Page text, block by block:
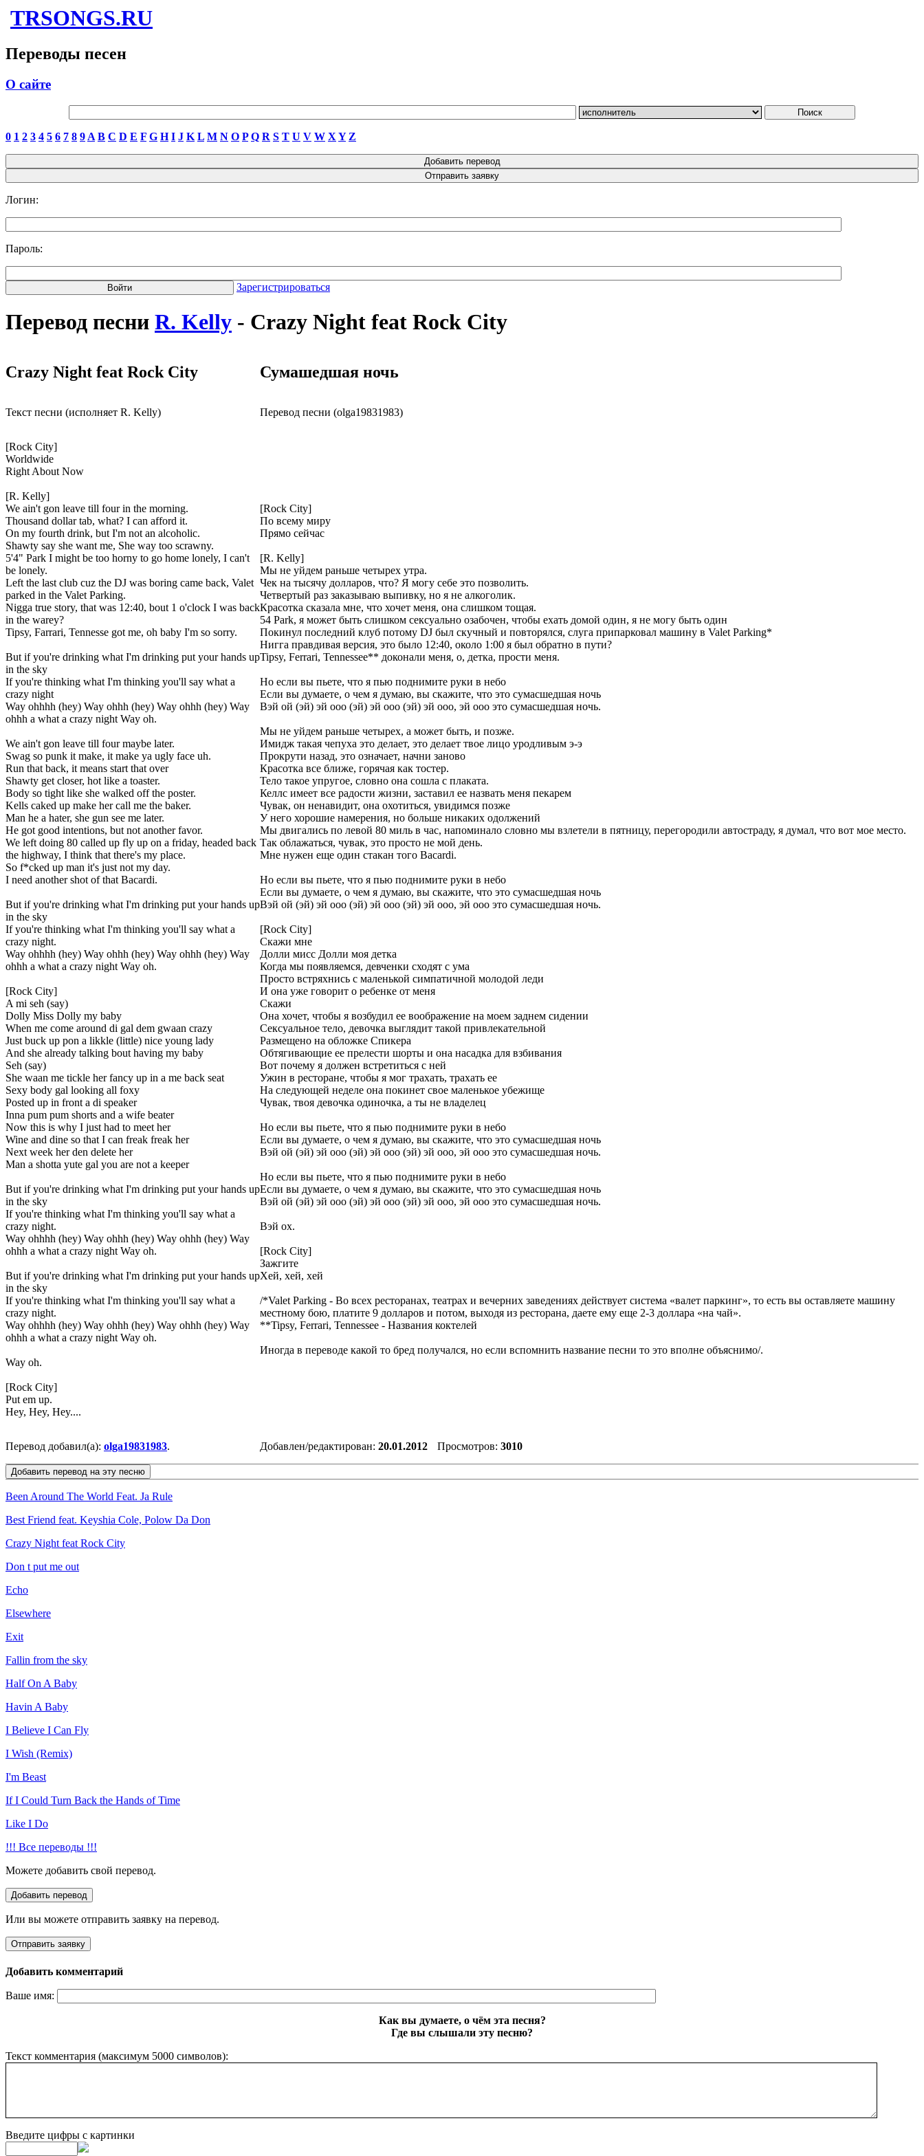
TRSONGS.RU
Переводы песен
О сайте
0 1 2 3 4 5 6 7 8 9 A B C D E F G H I J K L M N O P Q R S T U V W X Y Z
Логин:
Пароль:
Зарегистрироваться
Перевод песни R. Kelly - Crazy Night feat Rock City
Crazy Night feat Rock City Сумашедшая ночь
Текст песни (исполняет R. Kelly) Перевод песни (olga19831983)
[Rock City]
Worldwide
Right About Now
[R. Kelly]
We ain't gon leave till four in the morning.
Thousand dollar tab, what? I can afford it.
On my fourth drink, but I'm not an alcoholic.
Shawty say she want me, She way too scrawny.
5'4" Park I might be too horny to go home lonely, I can't
be lonely.
Left the last club cuz the DJ was boring came back, Valet
parked in the Valet Parking.
Nigga true story, that was 12:40, bout 1 o'clock I was back
in the warey?
Tipsy, Farrari, Tennesse got me, oh baby I'm so sorry.
But if you're drinking what I'm drinking put your hands up
in the sky
If you're thinking what I'm thinking you'll say what a
crazy night
Way ohhhh (hey) Way ohhh (hey) Way ohhh (hey) Way
ohhh a what a crazy night Way oh.
We ain't gon leave till four maybe later.
Swag so punk it make, it make ya ugly face uh.
Run that back, it means start that over
Shawty get closer, hot like a toaster.
Body so tight like she walked off the poster.
Kells caked up make her call me the baker.
Man he a hater, she gun see me later.
He got good intentions, but not another favor.
We left doing 80 called up fly up on a friday, headed back
the highway, I think that there's my place.
So f*cked up man it's just not my day.
I need another shot of that Bacardi.
But if you're drinking what I'm drinking put your hands up
in the sky
If you're thinking what I'm thinking you'll say what a
crazy night.
Way ohhhh (hey) Way ohhh (hey) Way ohhh (hey) Way
ohhh a what a crazy night Way oh.
[Rock City]
A mi seh (say)
Dolly Miss Dolly my baby
When me come around di gal dem gwaan crazy
Just buck up pon a likkle (little) nice young lady
And she already talking bout having my baby
Seh (say)
She waan me tickle her fancy up in a me back seat
Sexy body gal looking all foxy
Posted up in front a di speaker
Inna pum pum shorts and a wife beater
Now this is why I just had to meet her
Wine and dine so that I can freak freak her
Next week her den delete her
Man a shotta yute gal you are not a keeper
But if you're drinking what I'm drinking put your hands up
in the sky
If you're thinking what I'm thinking you'll say what a
crazy night.
Way ohhhh (hey) Way ohhh (hey) Way ohhh (hey) Way
ohhh a what a crazy night Way oh.
But if you're drinking what I'm drinking put your hands up
in the sky
If you're thinking what I'm thinking you'll say what a
crazy night.
Way ohhhh (hey) Way ohhh (hey) Way ohhh (hey) Way
ohhh a what a crazy night Way oh.
Way oh.
[Rock City]
Put em up.
Hey, Hey, Hey....
[Rock City]
По всему миру
Прямо сейчас
[R. Kelly]
Мы не уйдем раньше четырех утра.
Чек на тысячу долларов, что? Я могу себе это позволить.
Четвертый раз заказываю выпивку, но я не алкоголик.
Красотка сказала мне, что хочет меня, она слишком тощая.
54 Park, я может быть слишком сексуально озабочен, чтобы ехать домой один, я не могу быть один
Покинул последний клуб потому DJ был скучный и повторялся, слуга припарковал машину в Valet Parking*
Нигга правдивая версия, это было 12:40, около 1:00 я был обратно в пути?
Tipsy, Ferrari, Tennessee** доконали меня, о, детка, прости меня.
Но если вы пьете, что я пью поднимите руки в небо
Если вы думаете, о чем я думаю, вы скажите, что это сумасшедшая ночь
Вэй ой (эй) эй ооо (эй) эй ооо (эй) эй ооо, эй ооо это сумасшедшая ночь.
Мы не уйдем раньше четырех, а может быть, и позже.
Имидж такая чепуха это делает, это делает твое лицо уродливым э-э
Прокрути назад, это означает, начни заново
Красотка все ближе, горячая как тостер.
Тело такое упругое, словно она сошла с плаката.
Келлс имеет все радости жизни, заставил ее назвать меня пекарем
Чувак, он ненавидит, она охотиться, увидимся позже
У него хорошие намерения, но больше никаких одолжений
Мы двигались по левой 80 миль в час, напоминало словно мы взлетели в пятницу, перегородили автостраду, я думал, что вот мое место.
Так облажаться, чувак, это просто не мой день.
Мне нужен еще один стакан того Bacardi.
Но если вы пьете, что я пью поднимите руки в небо
Если вы думаете, о чем я думаю, вы скажите, что это сумасшедшая ночь
Вэй ой (эй) эй ооо (эй) эй ооо (эй) эй ооо, эй ооо это сумасшедшая ночь.
[Rock City]
Скажи мне
Долли мисс Долли моя детка
Когда мы появляемся, девченки сходят с ума
Просто встряхнись с маленькой симпатичной молодой леди
И она уже говорит о ребенке от меня
Скажи
Она хочет, чтобы я возбудил ее воображение на моем заднем сидении
Сексуальное тело, девочка выглядит такой привлекательной
Размещено на обложке Спикера
Обтягивающие ее прелести шорты и она насадка для взбивания
Вот почему я должен встретиться с ней
Ужин в ресторане, чтобы я мог трахать, трахать ее
На следующей неделе она покинет свое маленькое убежище
Чувак, твоя девочка одиночка, а ты не владелец
Но если вы пьете, что я пью поднимите руки в небо
Если вы думаете, о чем я думаю, вы скажите, что это сумасшедшая ночь
Вэй ой (эй) эй ооо (эй) эй ооо (эй) эй ооо, эй ооо это сумасшедшая ночь.
Но если вы пьете, что я пью поднимите руки в небо
Если вы думаете, о чем я думаю, вы скажите, что это сумасшедшая ночь
Вэй ой (эй) эй ооо (эй) эй ооо (эй) эй ооо, эй ооо это сумасшедшая ночь.
Вэй ох.
[Rock City]
Зажгите
Хей, хей, хей
/*Valet Parking - Во всех ресторанах, театрах и вечерних заведениях действует система «валет паркинг», то есть вы оставляете машину
местному бою, платите 9 долларов и потом, выходя из ресторана, даете ему еще 2-3 доллара «на чай».
**Tipsy, Ferrari, Tennessee - Названия коктелей
Иногда в переводе какой то бред получался, но если вспомнить название песни то это вполне объяснимо/.
Перевод добавил(а): olga19831983. Добавлен/редактирован: 20.01.2012 Просмотров: 3010
Been Around The World Feat. Ja Rule
Best Friend feat. Keyshia Cole, Polow Da Don
Crazy Night feat Rock City
Don t put me out
Echo
Elsewhere
Exit
Fallin from the sky
Half On A Baby
Havin A Baby
I Believe I Can Fly
I Wish (Remix)
I'm Beast
If I Could Turn Back the Hands of Time
Like I Do
!!! Все переводы !!!
Можете добавить свой перевод.
Или вы можете отправить заявку на перевод.
Добавить комментарий
Ваше имя:
Как вы думаете, о чём эта песня?
Где вы слышали эту песню?
Текст комментария (максимум 5000 символов):
Введите цифры с картинки